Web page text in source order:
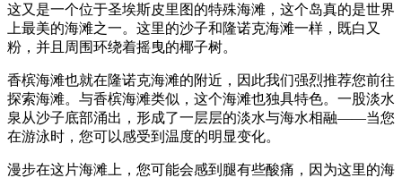
这又是一个位于圣埃斯皮里图的特殊海滩，这个岛真的是世界
上最美的海滩之一。这里的沙子和隆诺克海滩一样，既白又
粉，并且周围环绕着摇曳的椰子树。
香槟海滩也就在隆诺克海滩的附近，因此我们强烈推荐您前往
探索海滩。与香槟海滩类似，这个海滩也独具特色。一股淡水
泉从沙子底部涌出，形成了一层层的淡水与海水相融——当您
在游泳时，您可以感受到温度的明显变化。
漫步在这片海滩上，您可能会感到腿有些酸痛，因为这里的海